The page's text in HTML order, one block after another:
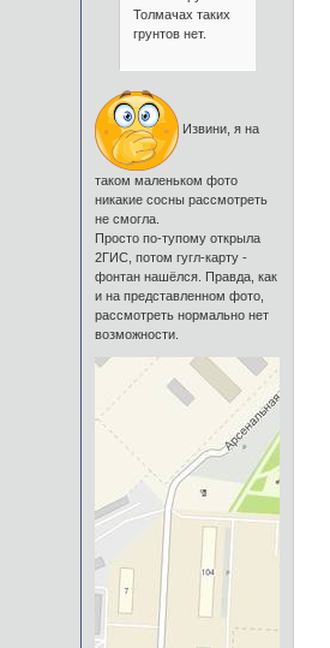
Толмачах таких
грунтов нет.
Извини, я на
таком маленьком фото
никакие сосны рассмотреть
не смогла.
Просто по-тупому открыла
2ГИС, потом гугл-карту -
фонтан нашёлся. Правда, как
и на представленном фото,
рассмотреть нормально нет
возможности.